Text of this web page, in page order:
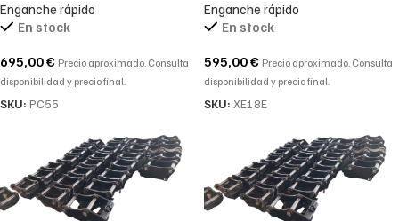
Enganche rápido
En stock
695,00€ Precio aproximado. Consulta
disponibilidad y precio final.
SKU: PC55
Enganche rápido
En stock
595,00€ Precio aproximado. Consulta
disponibilidad y precio final.
SKU: XE18E